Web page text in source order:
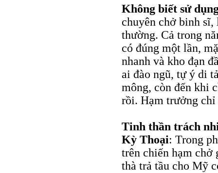
Không biết sử
chuyên chở binh sĩ,
thường. Cả trong
có đúng một lần,
nhanh và kho đạn
ai đào ngũ, tự ý di
mông, còn đến khi
rồi. Hạm trưởng chỉ
Tinh thần trách
Kỳ Thoại: Trong
trên chiến hạm chở
thà trả tầu cho Mỹ